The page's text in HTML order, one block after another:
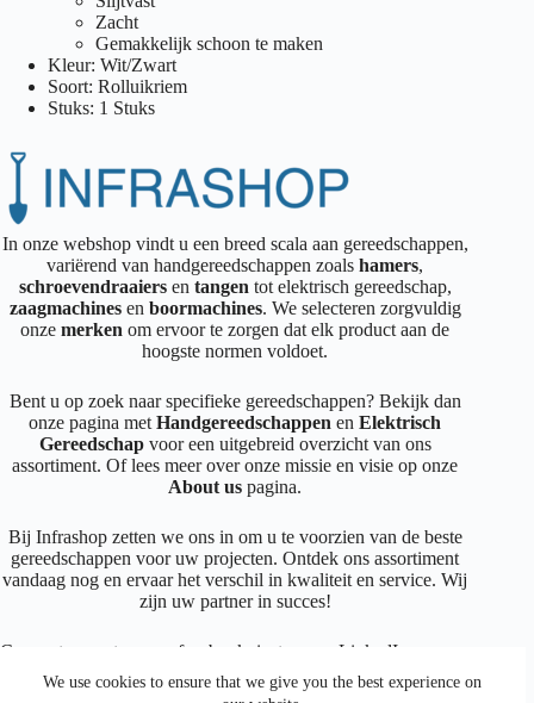
We use cookies to ensure that we give you the best experience on
Zacht
Gemakkelijk schoon te maken
Kleur: Wit/Zwart
Soort: Rolluikriem
Stuks: 1 Stuks
In onze webshop vindt u een breed scala aan gereedschappen,
variërend van handgereedschappen zoalshamers,
schroevendraaiersen tangen tot elektrisch gereedschap,
zaagmachines en boormachines. We selecteren zorgvuldig
onzemerkenom ervoor te zorgen dat elk product aan de
hoogste normen voldoet.
Bent u op zoek naar specifieke gereedschappen? Bekijk dan
onze pagina metHandgereedschappen enElektrisch
Gereedschapvoor een uitgebreid overzicht van ons
assortiment. Of lees meer over onze missie en visie op onze
About us pagina.
Bij Infrashop zetten we ons in om u te voorzien van de beste
gereedschappen voor uw projecten. Ontdek ons assortiment
vandaag nog en ervaar het verschil in kwaliteit en service. Wij
zijn uw partner in succes!
Connecteer met ons op facebook instagram LinkedIn